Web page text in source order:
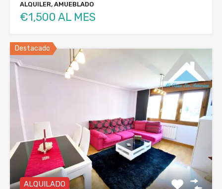
ALQUILER, AMUEBLADO
€1,500 AL MES
Destacado
ALQUILADO